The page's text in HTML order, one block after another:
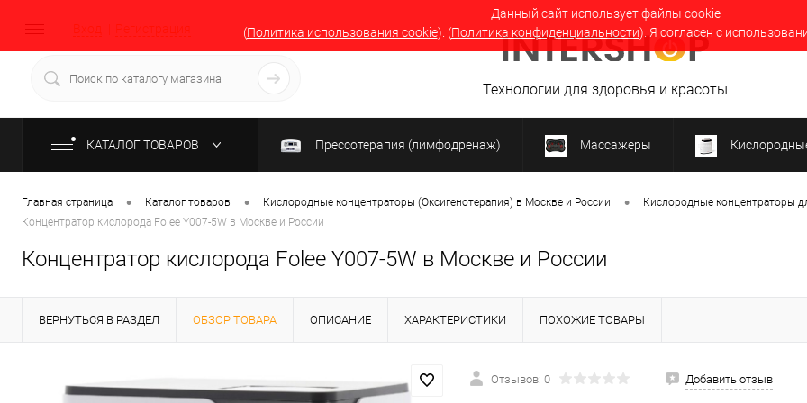
Данный сайт использует файлы cookie
(Политика использования cookie). (Политика конфиденциальности). Я согласен с
Вход Регистрация
Технологии для здоровья и красоты
КАТАЛОГ ТОВАРОВ Прессотерапия (лимфодренаж) Массажеры
Главная страница • Каталог товаров • Кислородные концентраторы (Оксигенотерапия) в Москве и России • Кислородные концентраторы
Концентратор кислорода Folee Y007-5W в Москве и России
Концентратор кислорода Folee Y007-5W в Москве и России
ВЕРНУТЬСЯ В РАЗДЕЛ ОБЗОР ТОВАРА ОПИСАНИЕ ХАРАКТЕРИСТИКИ ПОХОЖИЕ ТОВАРЫ
Отзывов: 0 Добавить отзыв